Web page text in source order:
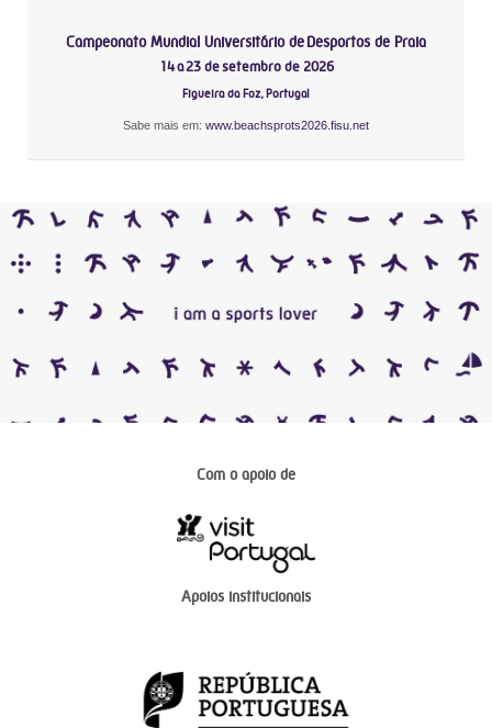
Campeonato Mundial Universitário de Desportos de Praia
14 a 23 de setembro de 2026
Figueira da Foz, Portugal
Sabe mais em: www.beachsprots2026.fisu.net
Com o apoio de
Apoios institucionais